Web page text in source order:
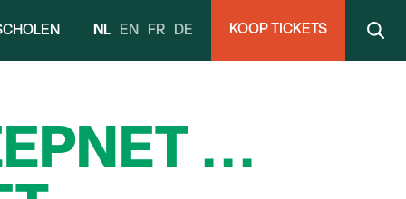
NL EN FR DE KOOP TICKETS
...